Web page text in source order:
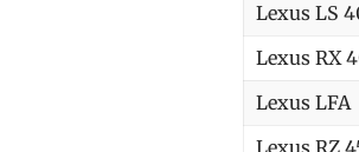
Lexus LS
Lexus RX
Lexus LFA
Lexus RZ